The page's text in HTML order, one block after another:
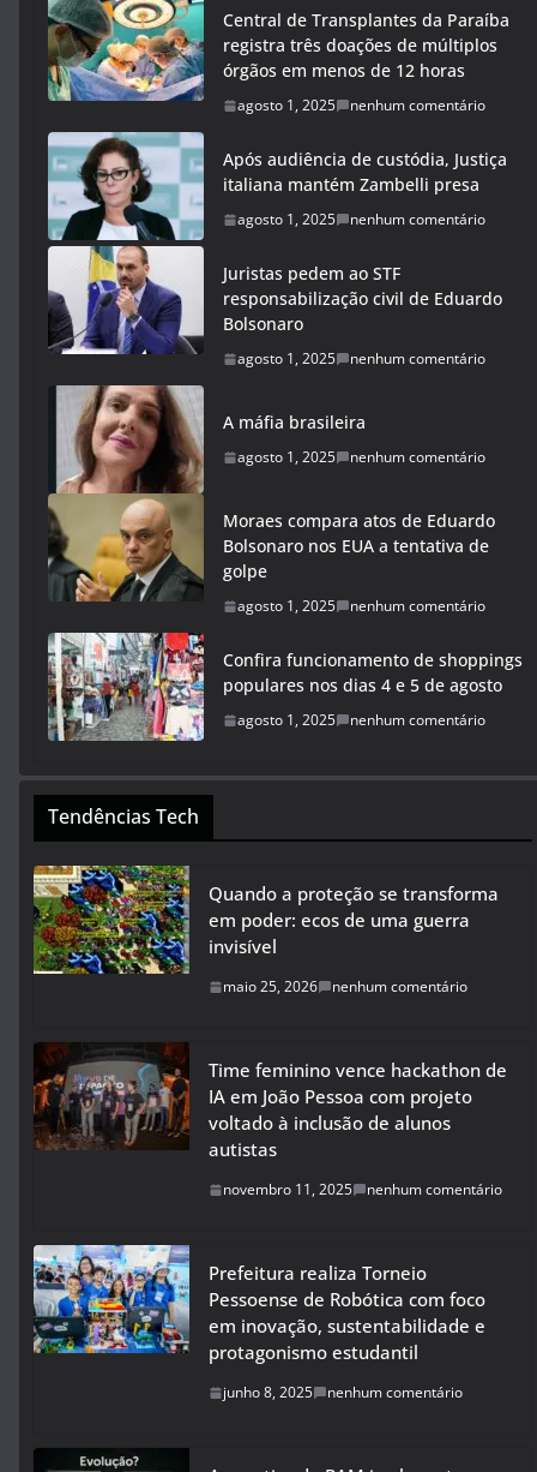
Central de Transplantes da Paraíba
registra três doações de múltiplos
órgãos em menos de 12 horas
agosto 1, 2025 nenhum comentário
Após audiência de custódia, Justiça
italiana mantém Zambelli presa
agosto 1, 2025 nenhum comentário
Juristas pedem ao STF
responsabilização civil de Eduardo
Bolsonaro
agosto 1, 2025 nenhum comentário
A máfia brasileira
agosto 1, 2025 nenhum comentário
Moraes compara atos de Eduardo
Bolsonaro nos EUA a tentativa de
golpe
agosto 1, 2025 nenhum comentário
Confira funcionamento de shoppings
populares nos dias 4 e 5 de agosto
agosto 1, 2025 nenhum comentário
Tendências Tech
Quando a proteção se transforma
em poder: ecos de uma guerra
invisível
maio 25, 2026 nenhum comentário
Time feminino vence hackathon de
IA em João Pessoa com projeto
voltado à inclusão de alunos
autistas
novembro 11, 2025 nenhum comentário
Prefeitura realiza Torneio
Pessoense de Robótica com foco
em inovação, sustentabilidade e
protagonismo estudantil
junho 8, 2025 nenhum comentário